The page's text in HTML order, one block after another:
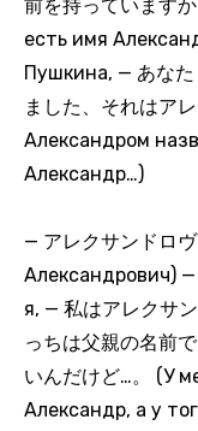
前を持っています
есть имя
Пушкина, — あなた
ました、それはア
Александром
Александр…)
— アレクサンドロ
Александрович)
я, — 私はアレクサ
っちは父親の名前
いんだけど…。 (У
Александр, а у